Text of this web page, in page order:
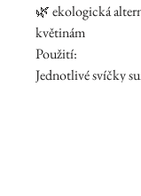
🌿 ekologická
květinám
Použití:
Jednotlivé svíčky